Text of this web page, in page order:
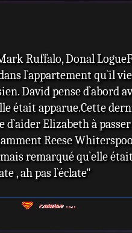
Ruffalo, Donal
l`appartement qu`il
David pense d`abord
était apparue.Cette
Elizabeth à
Reese
remarqué qu`elle
, ah pas l`éclate"